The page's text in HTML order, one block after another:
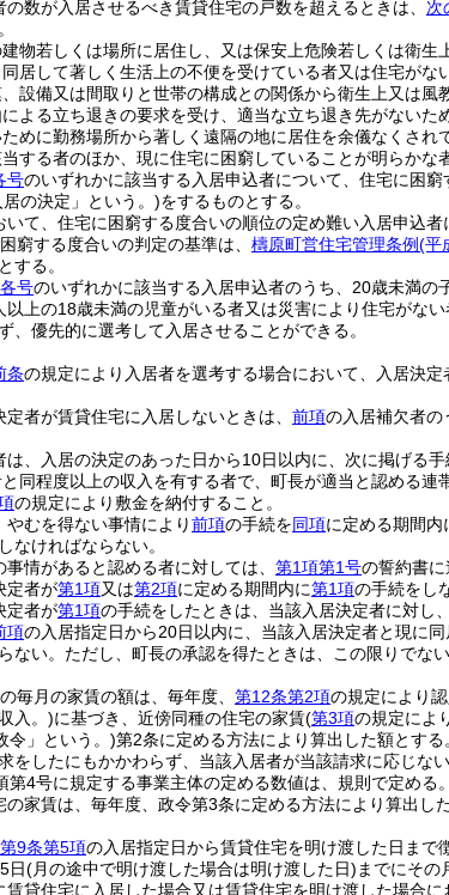
の数が入居させるべき賃貸住宅の戸数を超えるときは、 次
物若しくは場所に居住し、又は保安上危険若しくは衛生
居して著しく生活上の不便を受けている者又は住宅がな
設備又は間取りと世帯の構成との関係から衛生上又は風
よる立ち退きの要求を受け、適当な立ち退き先がないた
めに勤務場所から著しく遠隔の地に居住を余儀なくさ
当する者のほか、現に住宅に困窮していることが明らかな
号のいずれかに該当する入居申込者について、住宅に困
の決定」という。)をするものとする。
いて、住宅に困窮する度合いの順位の定め難い入居申込
窮する度合いの判定の基準は、 檮原町営住宅管理条例(平
する。
号のいずれかに該当する入居申込者のうち、20歳未満
以上の18歳未満の児童がいる者又は災害により住宅がな
、優先的に選考して入居させることができる。
条の規定により入居者を選考する場合において、入居決
者が賃貸住宅に入居しないときは、 前項の入居補欠者の
は、入居の決定のあった日から10日以内に、次に掲げる手
と同程度以上の収入を有する者で、町長が適当と認める連
の規定により敷金を納付すること。
やむを得ない事情により前項の手続を同項に定める期間内
なければならない。
情があると認める者に対しては、 第1項第1号の誓約書に
定者が第1項又は第2項に定める期間内に第1項の手続をし
定者が第1項の手続をしたときは、当該入居決定者に対し
項の入居指定日から20日以内に、当該入居決定者と現に
ない。 ただし、町長の承認を得たときは、この限りでない
毎月の家賃の額は、毎年度、 第12条第2項の規定により
入。)に基づき、近傍同種の住宅の家賃(第3項の規定によ
令」という。)第2条に定める方法により算出した額とする
をしたにもかかわらず、当該入居者が当該請求に応じな
第4号に規定する事業主体の定める数値は、規則で定める。
家賃は、毎年度、政令第3条に定める方法により算出した
第9条第5項の入居指定日から賃貸住宅を明け渡した日まで
日(月の途中で明け渡した場合は明け渡した日) までにその
賃貸住宅に入居した場合又は賃貸住宅を明け渡した場合